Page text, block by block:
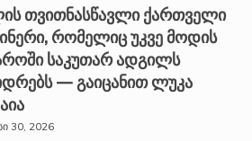
თვითნასწავლი ქართველი
რომელიც უკვე მოდის
საკუთარ ადგილს
— გაიცანით ლუკა
30, 2026